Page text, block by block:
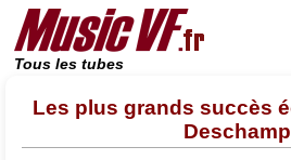
Tous les tubes
Les plus grands succès